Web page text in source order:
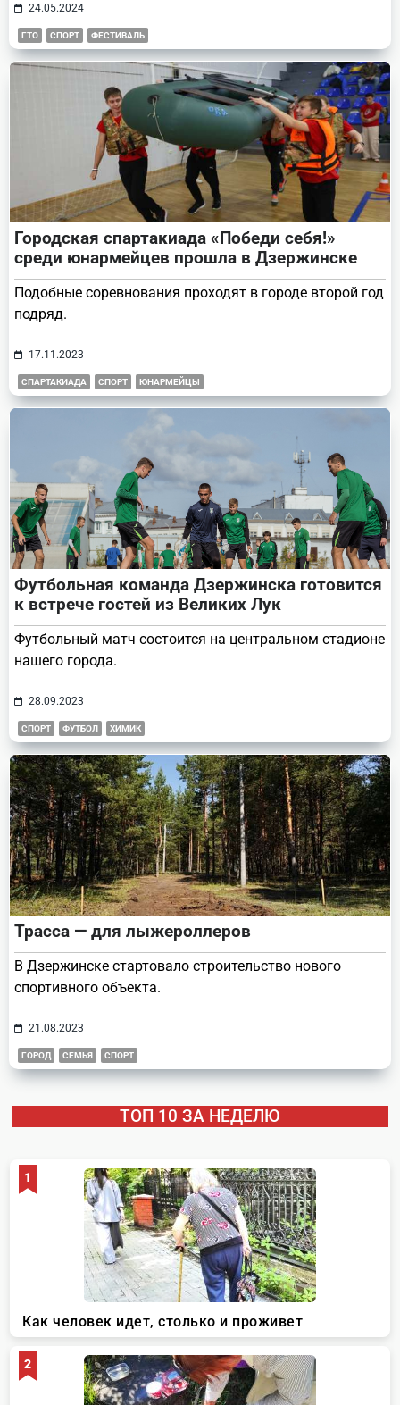
24.05.2024
ГТО СПОРТ ФЕСТИВАЛЬ
Городская спартакиада «Победи себя!»
среди юнармейцев прошла в Дзержинске
Подобные соревнования проходят в городе второй год
подряд.
17.11.2023
СПАРТАКИАДА СПОРТ ЮНАРМЕЙЦЫ
Футбольная команда Дзержинска готовится
к встрече гостей из Великих Лук
Футбольный матч состоится на центральном стадионе
нашего города.
28.09.2023
СПОРТ ФУТБОЛ ХИМИК
Трасса — для лыжероллеров
В Дзержинске стартовало строительство нового
спортивного объекта.
21.08.2023
ГОРОД СЕМЬЯ СПОРТ
ТОП 10 ЗА НЕДЕЛЮ